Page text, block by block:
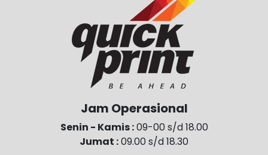
Jam Operasional
Senin - Kamis :09-00 s/d 18.00
Jumat :09.00 s/d 18.30